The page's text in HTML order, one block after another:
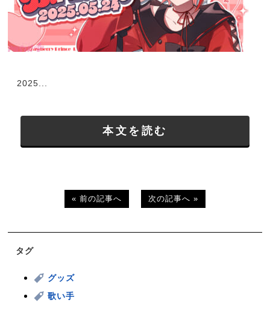
2025...
本文を読む
« 前の記事へ 次の記事へ »
タグ
グッズ
歌い手